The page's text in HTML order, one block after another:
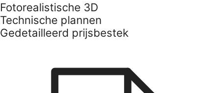
Fotorealistische 3D
Technische plannen
Gedetailleerd prijsbestek